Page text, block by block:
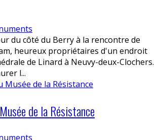
du côté du Berry à la rencontre de
heureux propriétaires d'un endroit
de Linard à Neuvy-deux-Clochers.
l...
de la Résistance